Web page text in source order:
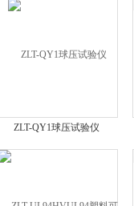
ZLT-QY1球压试验仪